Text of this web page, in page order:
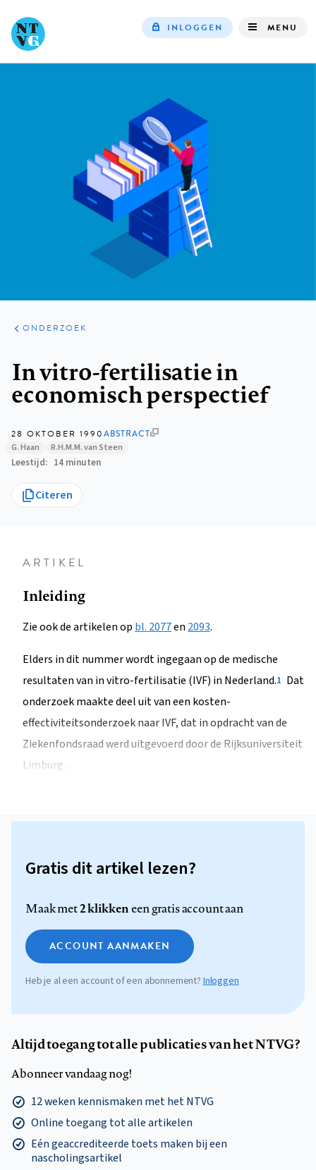
INLOGGEN MENU
ARTIKELEN
ONDERZOEK
ONDERZOEK
In vitro-fertilisatie in
economisch perspectief
28 OKTOBER 1990ABSTRACT
G. Haan
R.H.M.M. van Steen
Leestijd 14 minuten
Citeren
ARTIKEL
Inleiding
Zie ook de artikelen op bl. 2077en2093.
Elders in dit nummer wordt ingegaan op de medische
resultaten van in vitro-fertilisatie (IVF) in Nederland.1 Dat
onderzoek maakte deel uit van een kosten-
effectiviteitsonderzoek naar IVF, dat in opdracht van de
Ziekenfondsraad werd uitgevoerd door de Rijksuniversiteit
Limburg…
Gratis dit artikel lezen?
Maak met2 klikkeneen gratis account aan
ACCOUNT AANMAKEN
Heb je al een account of een abonnement? Inloggen
Altijd toegang tot alle publicaties van het NTVG?
Abonneer vandaag nog!
12 weken kennismaken met het NTVG
Online toegang tot alle artikelen
Eén geaccrediteerde toets maken bij een
nascholingsartikel